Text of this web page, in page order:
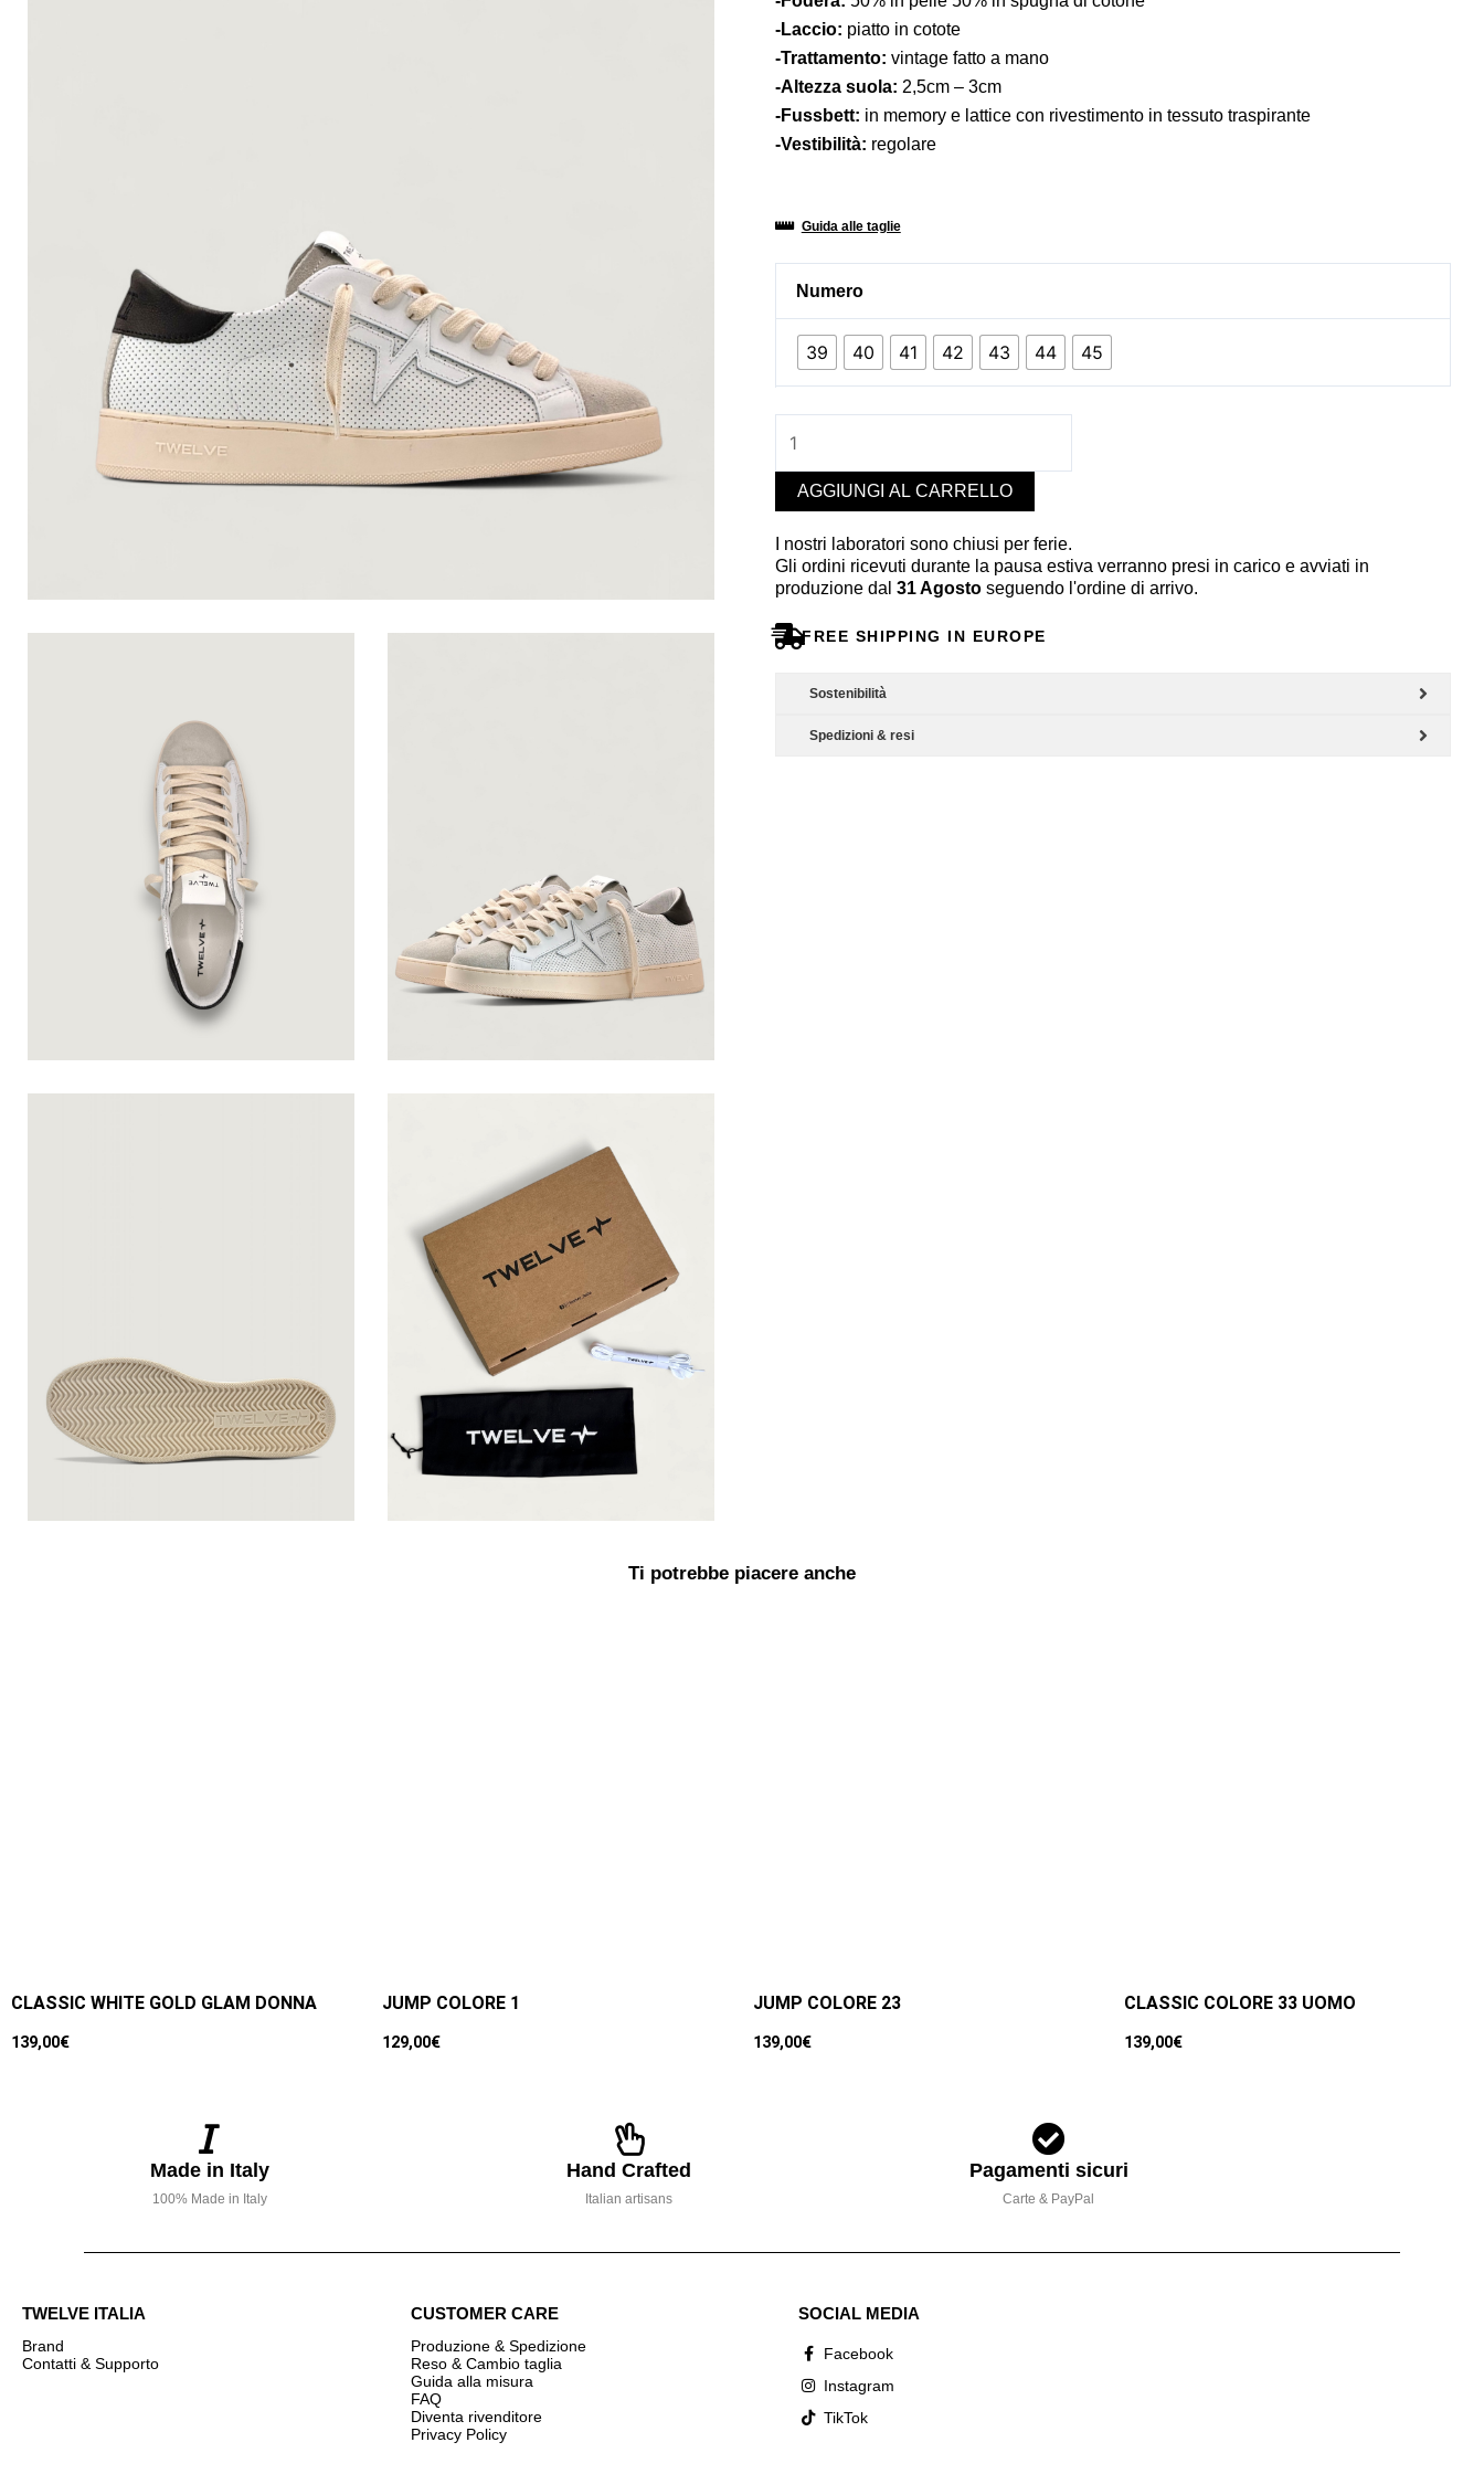
-Laccio: piatto in cotote
-Trattamento: vintage fatto a mano
-Altezza suola: 2,5cm – 3cm
-Fussbett: in memory e lattice con rivestimento in tessuto traspirante
-Vestibilità: regolare
Guida alle taglie
Numero
39 40 41 42 43 44 45
COLORE
UOMO
quantità
AGGIUNGI AL CARRELLO
I nostri laboratori sono chiusi per ferie.
Gli ordini ricevuti durante la pausa estiva verranno presi in carico e avviati in
produzione dal 31 Agosto seguendo l'ordine di arrivo.
FREE SHIPPING IN EUROPE
Sostenibilità
Spedizioni & resi
Ti potrebbe piacere anche
CLASSIC WHITE GOLD GLAM DONNA
139,00€
JUMP COLORE 1
129,00€
JUMP COLORE 23
139,00€
CLASSIC COLORE 33 UOMO
139,00€
Made in Italy
100% Made in Italy
Hand Crafted
Italian artisans
Pagamenti sicuri
Carte & PayPal
TWELVE ITALIA
Brand
Contatti & Supporto
CUSTOMER CARE
Produzione & Spedizione
Reso & Cambio taglia
Guida alla misura
FAQ
Diventa rivenditore
Privacy Policy
SOCIAL MEDIA
Facebook
Instagram
TikTok